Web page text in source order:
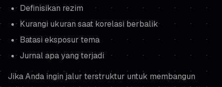
Definisikan rezim
Kurangi ukuran saat korelasi berbalik
Batasi eksposur tema
Jurnal apa yang terjadi
Jika Anda ingin jalur terstruktur untuk membangun